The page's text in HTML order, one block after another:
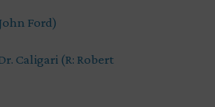
Ford)
Caligari (R: Robert